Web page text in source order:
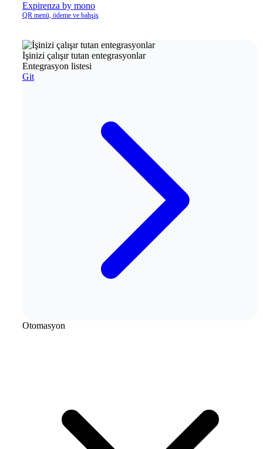
Expirenza by mono
QR menü, ödeme ve bahşiş
İşinizi çalışır tutan entegrasyonlar
Entegrasyon listesi
Git
Otomasyon